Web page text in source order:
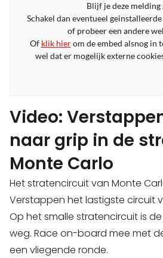
Blijf je deze melding
Schakel dan eventueel
of probeer een andere
Of klik hierom de embed alsnog in
wel dat er mogelijk externe
Video:
naar grip in de
Monte Carlo
Het stratencircuit van Monte
Verstappen het lastigste circuit
Op het smalle stratencircuit is
weg. Race on-board mee met
een vliegende ronde.